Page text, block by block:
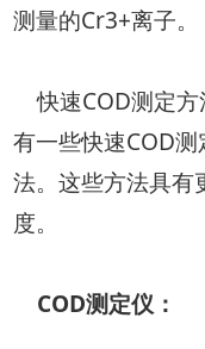
测量的Cr3+离子。
快速COD测定方
有一些快速COD
法。这些方法具有
度。
COD测定仪：